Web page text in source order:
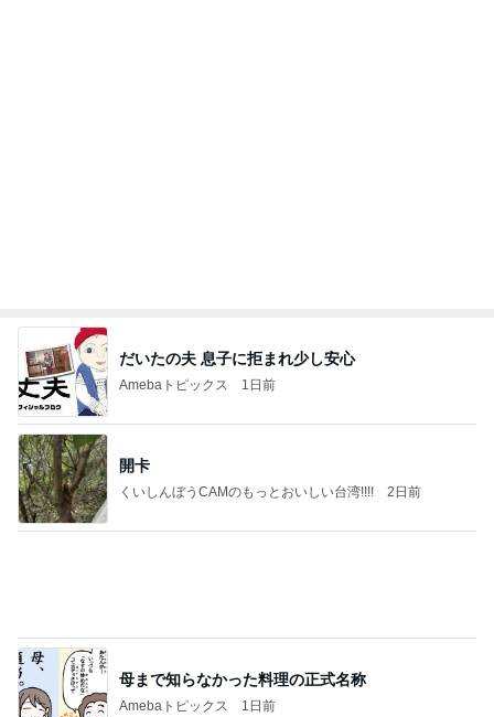
だいたの夫 息子に拒まれ少し安心
Amebaトピックス 1日前
開卡
くいしんぼうCAMのもっとおいしい台湾!!!! 2日前
母まで知らなかった料理の正式名称
Amebaトピックス 1日前